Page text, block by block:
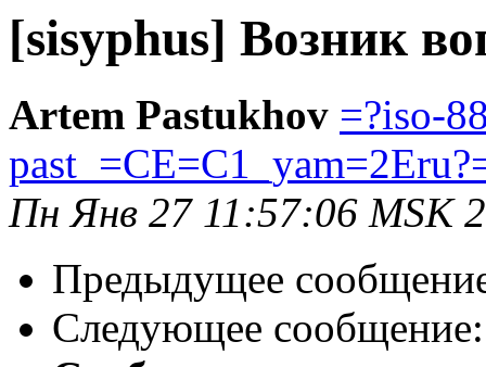
[sisyphus] Возник
Artem Pastukhov =?iso-
Пн Янв 27 11:57:06 MSK
Предыдущее
Следующее